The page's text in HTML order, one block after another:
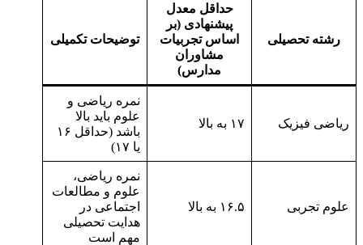
رشته تحصیلی
حداقل معدل
پیشنهادی (بر
اساس تجربیات
مشاوران
مدارس)
توضیحات تکمیلی
ریاضی فیزیک ۱۷ به بالا
نمره ریاضی و
علوم باید بالا
باشد (حداقل ۱۶
یا ۱۷)
علوم تجربی ۱۶.۵ به بالا
نمره ریاضی،
علوم و مطالعات
اجتماعی در
هدایت تحصیلی
مهم است